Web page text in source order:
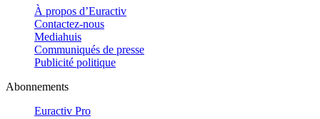
À propos d’Euractiv
Contactez-nous
Mediahuis
Communiqués de presse
Publicité politique
Abonnements
Euractiv Pro